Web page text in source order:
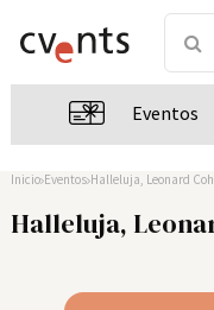
Eventos
Inicio Eventos Halleluja, Leonard
Halleluja,